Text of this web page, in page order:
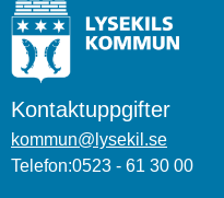
Kontaktuppgifter
kommun@lysekil.se
Telefon:0523 - 61 30 00